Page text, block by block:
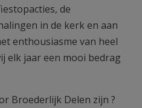
de
in de kerk en aan
enthousiasme van heel
elk jaar een mooi bedrag
Broederlijk Delen zijn ?